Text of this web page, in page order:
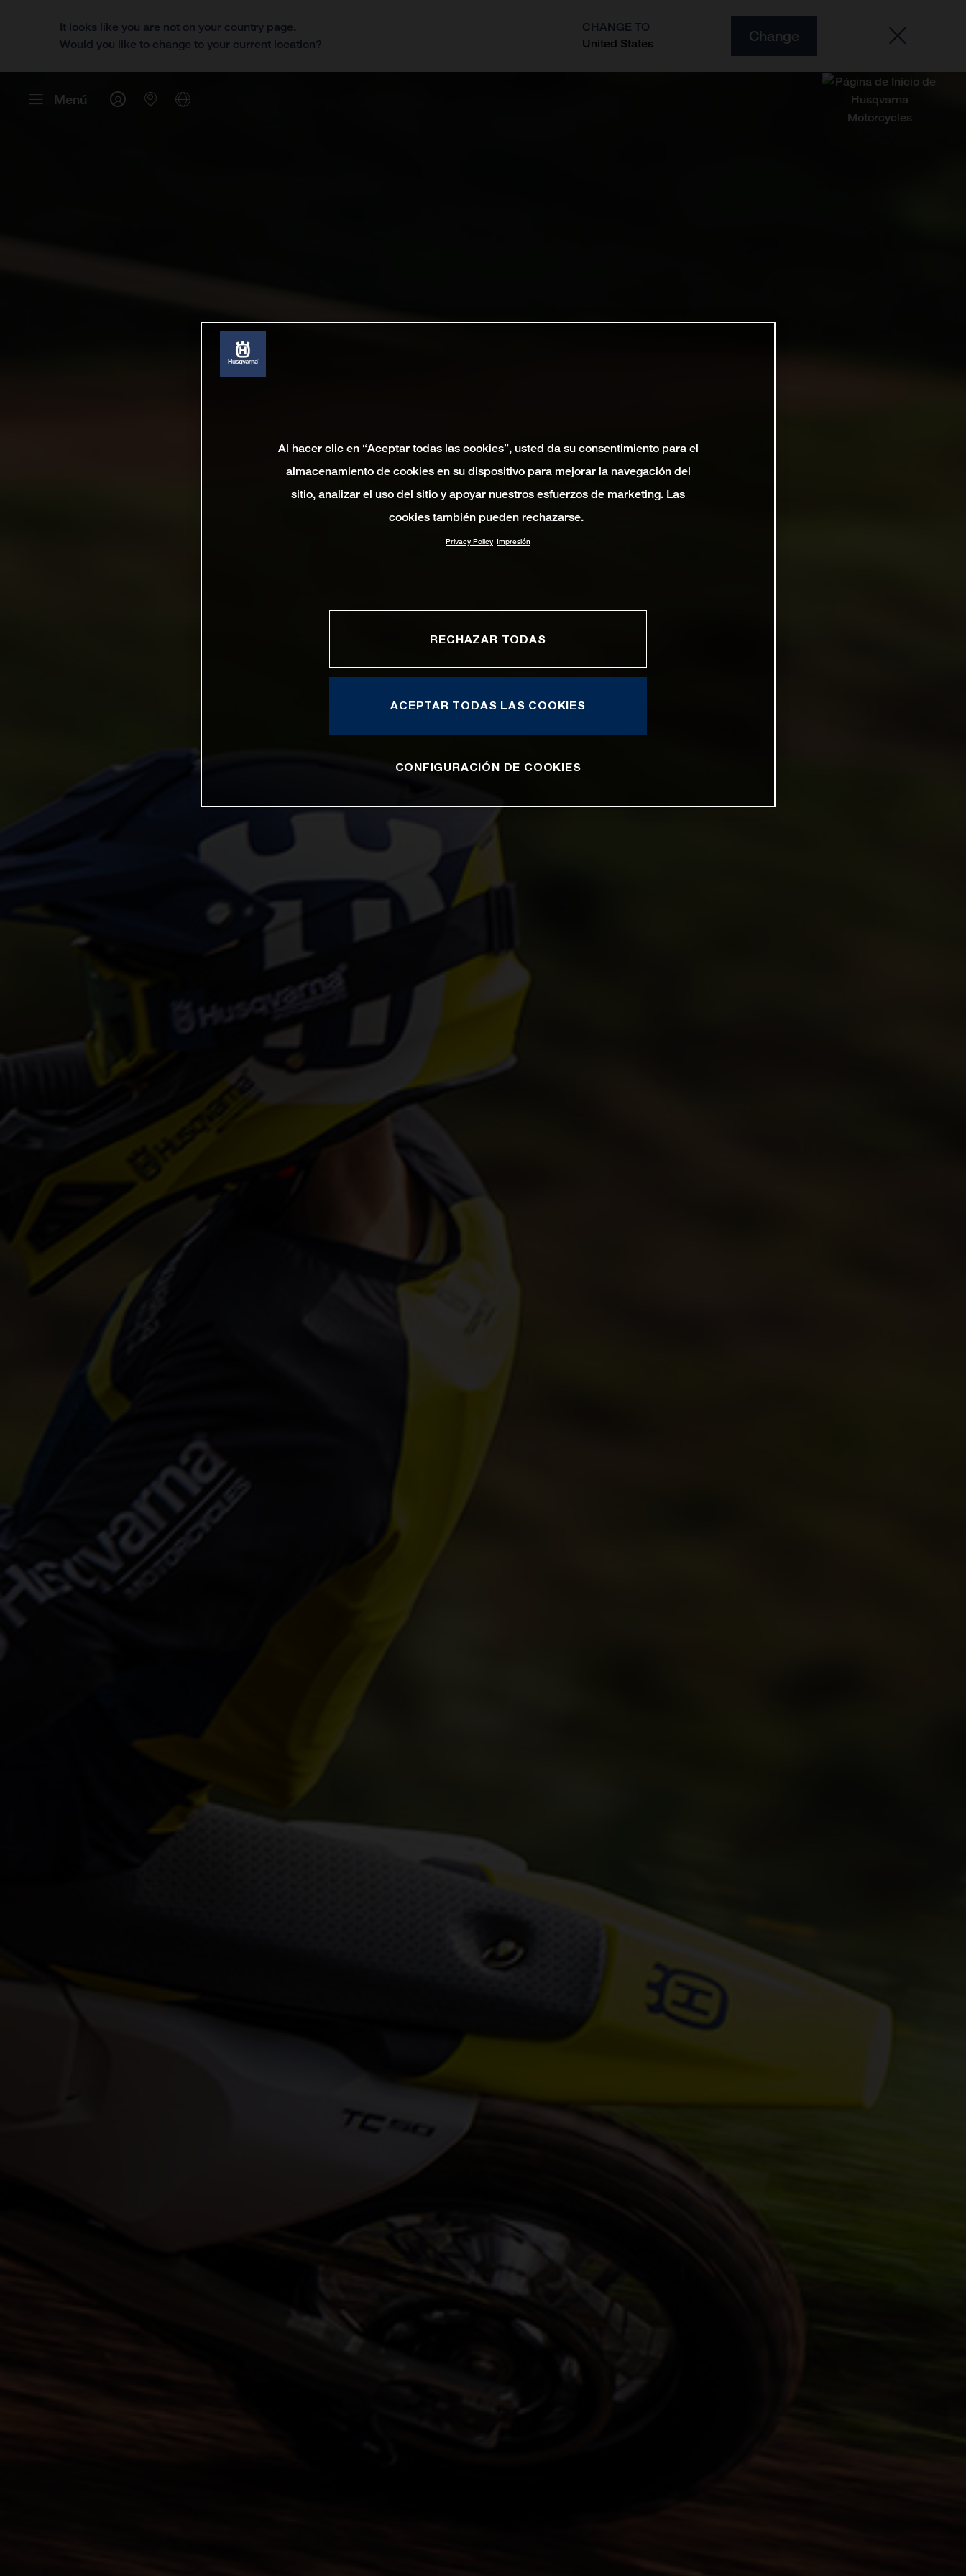
It looks like you are not on your country page.
Would you like to change to your current location?
CHANGE TO
United States
Change
Menú
Al hacer clic en “Aceptar todas las cookies”, usted da su consentimiento para el
almacenamiento de cookies en su dispositivo para mejorar la navegación del
sitio, analizar el uso del sitio y apoyar nuestros esfuerzos de marketing. Las
cookies también pueden rechazarse.
Privacy Policy Impresión
RECHAZAR TODAS
ACEPTAR TODAS LAS COOKIES
CONFIGURACIÓN DE COOKIES